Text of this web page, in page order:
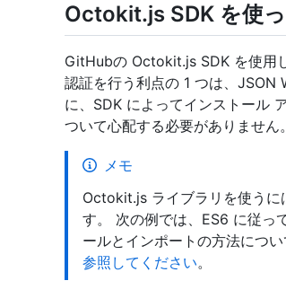
Octokit.js SDK を使
GitHubの Octokit.js SDK を使用
認証を行う利点の 1 つは、JSON
に、SDK によってインストール
ついて心配する必要がありません。
メモ
Octokit.js ライブラリを使うに
す。 次の例では、ES6 に従っ
ールとインポートの方法につい
参照してください。